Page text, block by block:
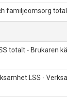
familjeomsorg
totalt - Brukaren
LSS -